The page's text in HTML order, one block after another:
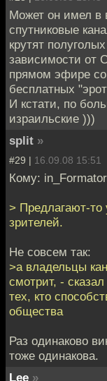
Может он имел в
спутниковые
крутят
зависимости от
прямом эфире
бесплатных
И кстати, по
израильские )))
split »
#29 | 16.09.08 15:51
Кому:
> Предлагают-то
зрителей.
Не совсем так:
>а владельцы
смотрит, -
тех, кто
общества
Раз одинаково
тоже одинакова.
Lee »